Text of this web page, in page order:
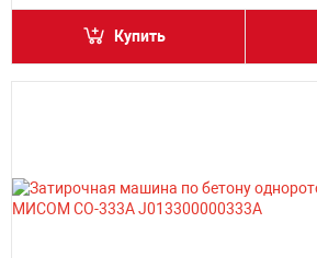
Купить